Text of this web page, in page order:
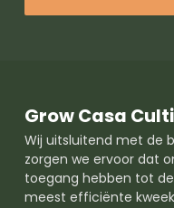
Grow Casa
Wij uitsluitend met de
zorgen we ervoor dat
toegang hebben tot
meest efficiënte